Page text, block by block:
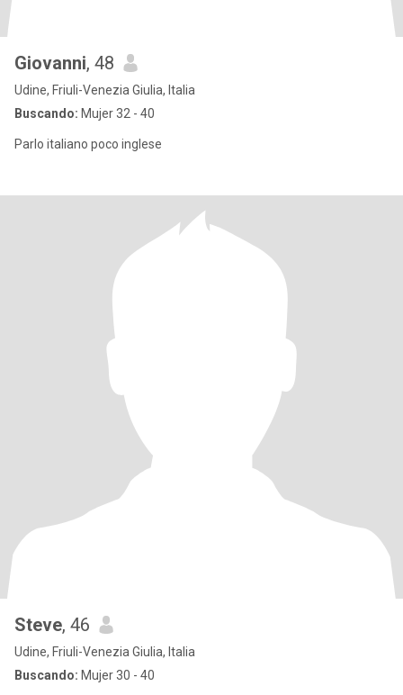
Giovanni, 48
Udine, Friuli-Venezia Giulia, Italia
Buscando: Mujer 32 - 40
Parlo italiano poco inglese
Steve, 46
Udine, Friuli-Venezia Giulia, Italia
Buscando: Mujer 30 - 40